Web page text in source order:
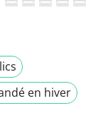
en hiver